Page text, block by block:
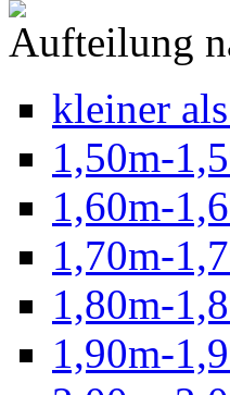
Aufteilung
kleiner
1,50m-
1,60m-
1,70m-
1,80m-
1,90m-